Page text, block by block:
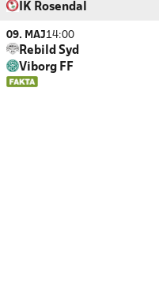
IK Rosendal
09. MAJ14:00
Rebild Syd
Viborg FF